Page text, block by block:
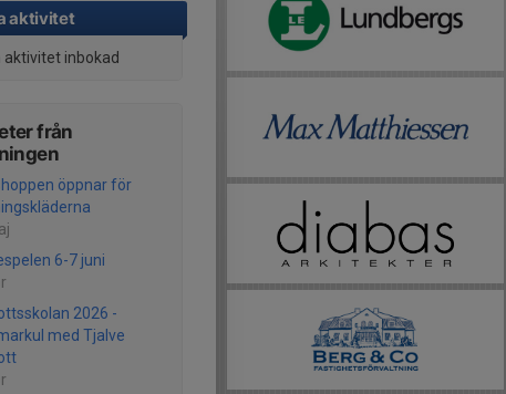
aktivitet
aktivitet inbokad
från
öppnar för
6-7 juni
2026 -
med Tjalve